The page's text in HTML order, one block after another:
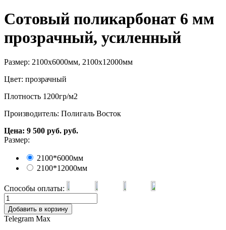
Сотовый поликарбонат 6 мм
прозрачный, усиленный
Размер: 2100х6000мм, 2100х12000мм
Цвет: прозрачный
Плотность 1200гр/м2
Производитель: Полигаль Восток
Цена: 9 500 руб. руб.
Размер:
2100*6000мм
2100*12000мм
Способы оплаты:
Добавить в корзину
Telegram Max